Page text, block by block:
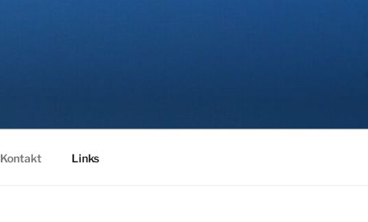
Kontakt Links